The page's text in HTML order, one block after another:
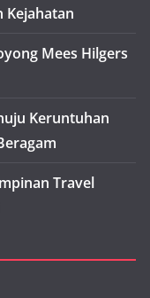
Kejahatan
Mees Hilgers
Keruntuhan
Travel